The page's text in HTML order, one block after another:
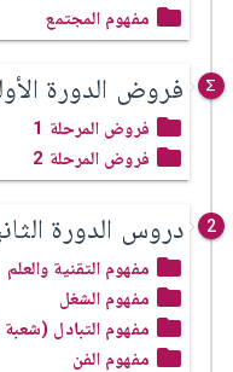
مفهوم المجتمع
فروض الدورة
فروض المرحلة 1
فروض المرحلة 2
2 دروس الدورة
مفهوم التقنية والعلم
مفهوم الشغل
مفهوم التبادل (شعبة
مفهوم الفن